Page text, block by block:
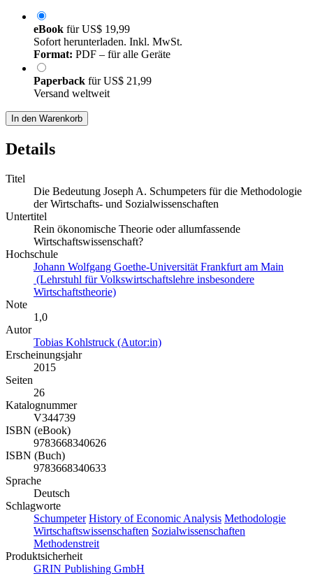
eBook fürUS$ 19,99
Sofort herunterladen. Inkl. MwSt.
Format: PDF – für alle Geräte
Paperback fürUS$ 21,99
Versand weltweit
In den Warenkorb
Details
Titel
Die Bedeutung Joseph A. Schumpeters für die Methodologie
der Wirtschafts- und Sozialwissenschaften
Untertitel
Rein ökonomische Theorie oder allumfassende
Wirtschaftswissenschaft?
Hochschule
Johann Wolfgang Goethe-Universität Frankfurt am Main
(Lehrstuhl für Volkswirtschaftslehre insbesondere
Wirtschaftstheorie)
Note
1,0
Autor
Tobias Kohlstruck (Autor:in)
Erscheinungsjahr
2015
Seiten
26
Katalognummer
V344739
ISBN (eBook)
9783668340626
ISBN (Buch)
9783668340633
Sprache
Deutsch
Schlagworte
Schumpeter History of Economic Analysis Methodologie
Wirtschaftswissenschaften Sozialwissenschaften
Methodenstreit
Produktsicherheit
GRIN Publishing GmbH